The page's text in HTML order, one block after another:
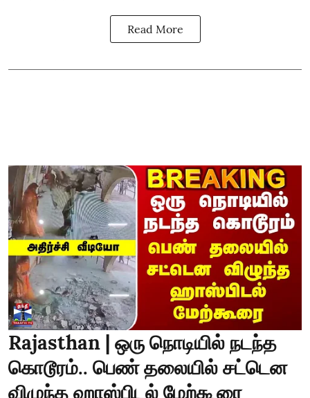
Read More
Rajasthan | ஒரு நொடியில் நடந்த
கொடூரம்.. பெண் தலையில் சட்டென
விழுந்த ஹாஸ்பிடல் மேற்கூரை